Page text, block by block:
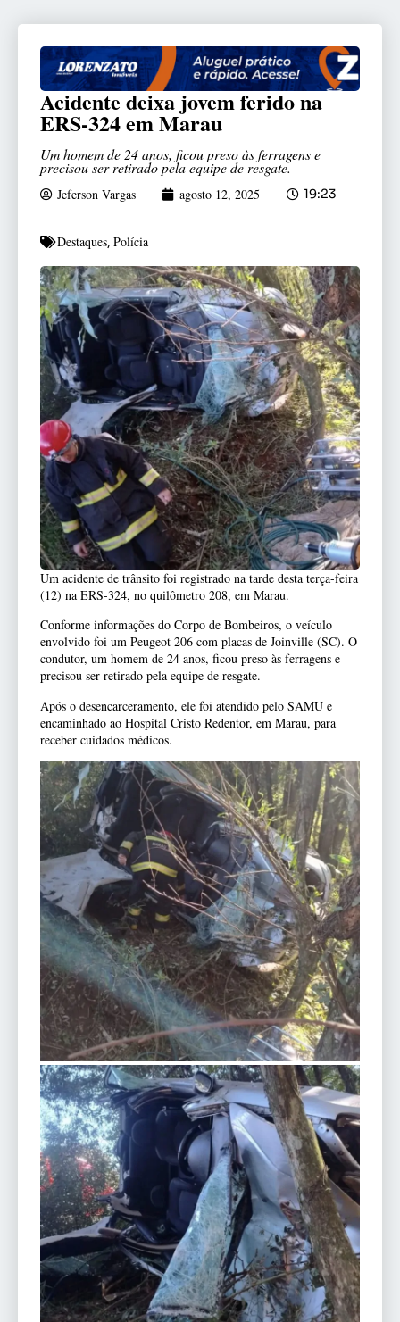
Acidente deixa jovem ferido na
ERS-324 em Marau
Um homem de 24 anos, ficou preso às ferragens e
precisou ser retirado pela equipe de resgate.
Jeferson Vargas agosto 12, 2025 19:23
Destaques, Polícia
Um acidente de trânsito foi registrado na tarde desta terça-feira
(12) na ERS-324, no quilômetro 208, em Marau.
Conforme informações do Corpo de Bombeiros, o veículo
envolvido foi um Peugeot 206 com placas de Joinville (SC). O
condutor, um homem de 24 anos, ficou preso às ferragens e
precisou ser retirado pela equipe de resgate.
Após o desencarceramento, ele foi atendido pelo SAMU e
encaminhado ao Hospital Cristo Redentor, em Marau, para
receber cuidados médicos.